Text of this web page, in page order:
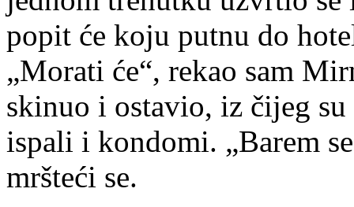
popit će koju putnu do
„Morati će“, rekao sam
skinuo i ostavio, iz čijeg
ispali i kondomi. „Barem
mršteći se.